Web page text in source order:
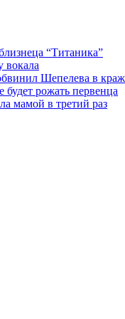
“Титаника”
вокала
Шепелева в
рожать первенца
мамой в третий раз